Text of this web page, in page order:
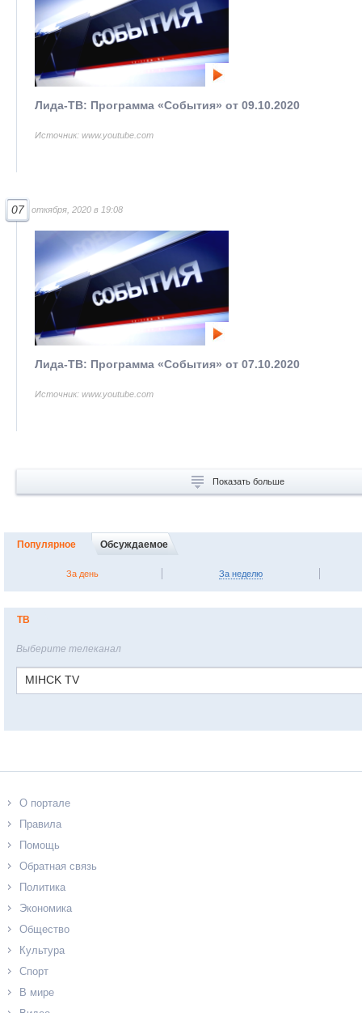
Лида-ТВ: Программа «События» от 09.10.2020
Источник: www.youtube.com
07 откября, 2020 в 19:08
Лида-ТВ: Программа «События» от 07.10.2020
Источник: www.youtube.com
Показать больше
Популярное Обсуждаемое
За день За неделю
ТВ
Выберите телеканал
MIHCK TV
О портале
Правила
Помощь
Обратная связь
Политика
Экономика
Общество
Культура
Спорт
В мире